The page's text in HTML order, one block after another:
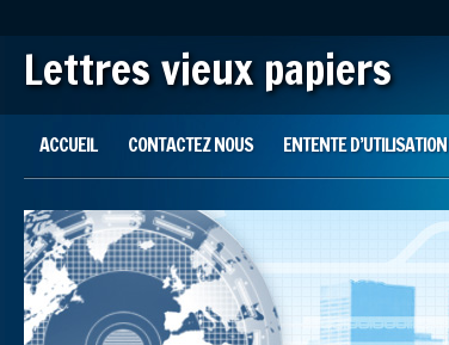
Lettres vieux papiers
Main menu
ACCUEIL CONTACTEZ NOUS ENTENTE D’UTILISATION